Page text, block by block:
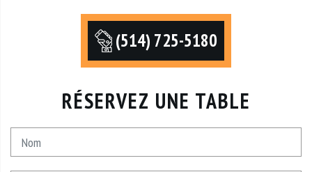
(514) 725-5180
RÉSERVEZ UNE TABLE